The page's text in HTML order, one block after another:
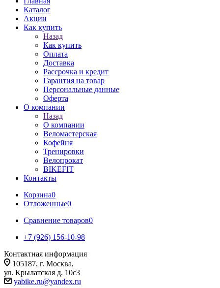
Каталог
Акции
Как купить
Назад
Как купить
Оплата
Доставка
Рассрочка и кредит
Гарантия на товар
Персональные данные
Оферта
О компании
Назад
О компании
Веломастерская
Кофейня
Тренировки
Велопрокат
BIKEFIT
Контакты
Корзина0
Отложенные0
Сравнение товаров0
+7 (926) 156-10-98
Контактная информация
105187, г. Москва,
ул. Крылатская д. 10с3
yabike.ru@yandex.ru